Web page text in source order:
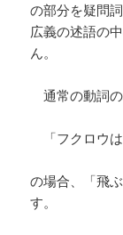
の部分を疑問
広義の述語の
ん。
通常の動詞の
「フクロウは
の場合、「飛
す。